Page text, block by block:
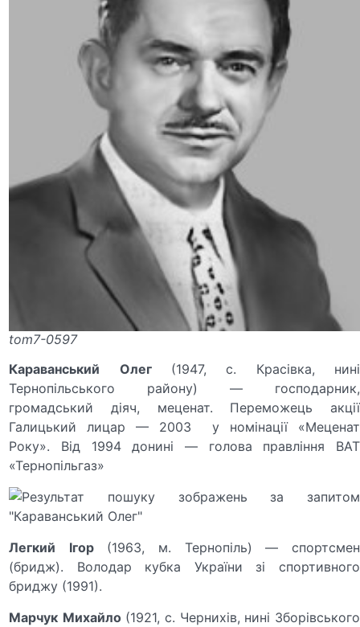
tom7-0597
Караванський
Олег(1947, с. Красівка, нині
Тернопільського району) — господарник,
громадський діяч, меценат. Переможець акції
Галицький лицар — 2003 у номінації «Меценат
Року». Від 1994 донині — голова правління ВАТ
«Тернопільгаз»
Легкий Ігор(1963, м. Тернопіль) — спортсмен
(бридж). Володар кубка України зі спортивного
бриджу (1991).
Марчук Михайло(1921, с. Чернихів, нині Зборівського